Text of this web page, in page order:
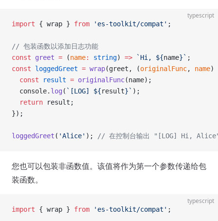
typescript
import { wrap } from 'es-toolkit/compat' ;
// 包装函数以添加日志功能
const greet = (name: string) => `Hi, ${name}` ;
const loggedGreet = wrap(greet, (originalFunc, name)
  const
result = originalFunc(name);
  console.
log ( `[LOG] ${result}` );
  return
result;
});
loggedGreet ( 'Alice' ); // 在控制台输出 "[LOG] Hi,
您也可以包装非函数值。该值将作为第一个参数传递给包
装函数。
typescript
import { wrap } from 'es-toolkit/compat' ;